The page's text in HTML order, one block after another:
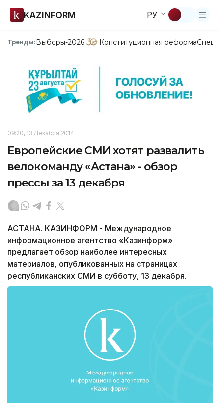
KAZINFORM РУ
Тренды:Выборы-2026 Конституционная реформа
09:20, 13 Декабря 2014
Европейские СМИ хотят развалить
велокоманду «Астана» - обзор
прессы за 13 декабря
АСТАНА. КАЗИНФОРМ - Международное
информационное агентство «Казинформ»
предлагает обзор наиболее интересных
материалов, опубликованных на страницах
республиканских СМИ в субботу, 13 декабря.